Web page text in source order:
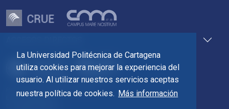
La Universidad Politécnica de Cartagena
utiliza cookies para mejorar la experiencia del
usuario. Al utilizar nuestros servicios aceptas
nuestra política de cookies. Más información
Pza. del Cronista Isidoro Valverde
Edif. La Milagrosa